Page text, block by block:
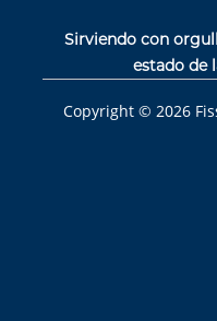
Sirviendo con
estado de
Copyright © 2026